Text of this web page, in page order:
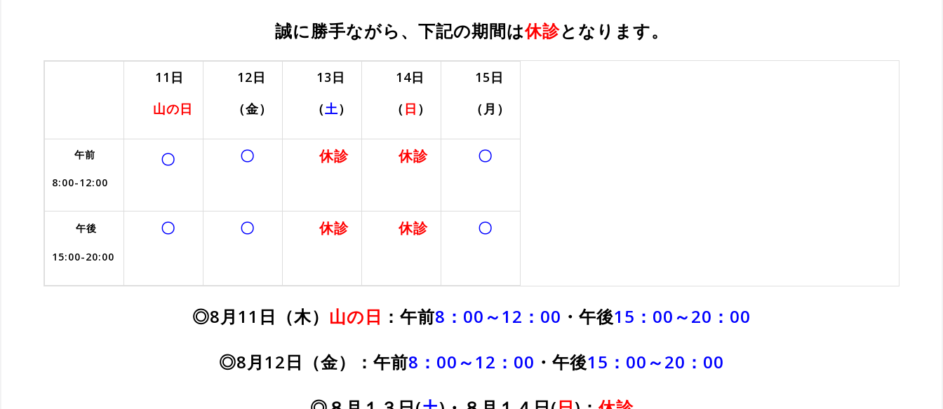
誠に勝手ながら、下記の期間は休診となります。
11 日
山の日
12日
（金）
13日
（土）
14日
（ 日 ）
15日
（月）
午前
8:00-12:00
〇 〇 休診 休診 〇
午後
15:00-20:00
〇 〇 休診 休診 〇
◎8月11日 （木） 山の日 ：午前8：00～12：00 ・午後15：00～20：00
◎8月12日（金）：午前8：00～12：00 ・午後15：00～20：00